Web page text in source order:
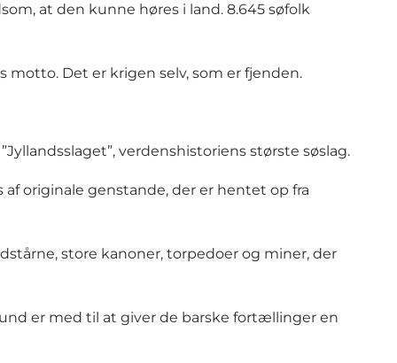
at den kunne høres i land. 8.645 søfolk
motto. Det er krigen selv, som er fjenden.
verdenshistoriens største søslag.
originale genstande, der er hentet op fra
store kanoner, torpedoer og miner, der
er med til at giver de barske fortællinger en